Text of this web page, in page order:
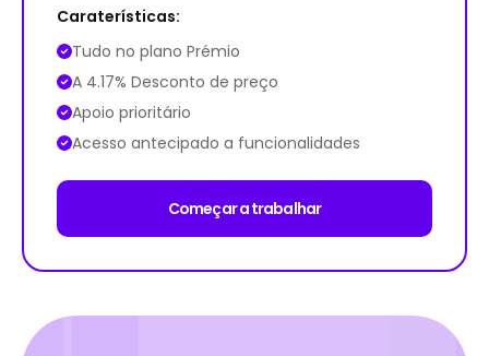
Caraterísticas:
Tudo no plano Prémio
A 4.17% Desconto de preço
Apoio prioritário
Acesso antecipado a funcionalidades
Começar a trabalhar